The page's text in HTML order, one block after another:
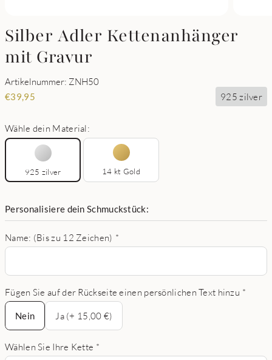
Silber Adler Kettenanhänger
mit Gravur
Artikelnummer: ZNH50
€39,95 925 zilver
Wähle dein Material:
925 zilver 14 kt Gold
Personalisiere dein Schmuckstück:
Name: (Bis zu 12 Zeichen) *
Fügen Sie auf der Rückseite einen persönlichen Text hinzu *
Nein
Nein
Ja (+ 15,00 €)
Wählen Sie Ihre Kette *